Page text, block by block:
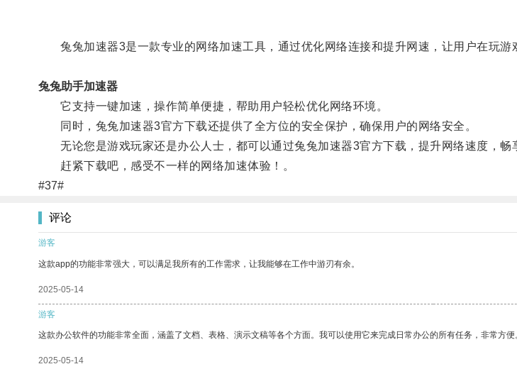
兔兔加速器3是一款专业的网络加速工具，通过优化网络连接和提升网速，让用户在玩游
兔兔助手加速器
它支持一键加速，操作简单便捷，帮助用户轻松优化网络环境。
同时，兔兔加速器3官方下载还提供了全方位的安全保护，确保用户的网络安全。
无论您是游戏玩家还是办公人士，都可以通过兔兔加速器3官方下载，提升网络速度，畅
赶紧下载吧，感受不一样的网络加速体验！。
#37#
评论
游客
这款app的功能非常强大，可以满足我所有的工作需求，让我能够在工作中游刃有余。
2025-05-14
游客
这款办公软件的功能非常全面，涵盖了文档、表格、演示文稿等各个方面。我可以使用它来完成日常办公的所有任务，非常方便
2025-05-14